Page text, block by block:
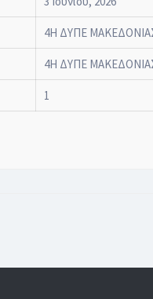
4Η ΔΥΠΕ
4Η ΔΥΠΕ
1